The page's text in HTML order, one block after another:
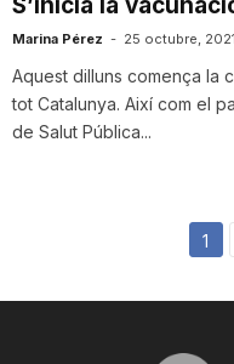
S’inicia la
Marina Pérez - 25 octubre, 2021
Aquest dilluns comença la
tot Catalunya. Així com el
de Salut Pública...
1